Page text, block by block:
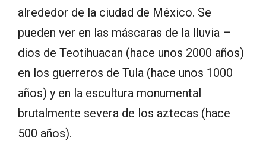
alrededor de la ciudad de México. Se
pueden ver en las máscaras de la lluvia –
dios de Teotihuacan (hace unos 2000 años)
en los guerreros de Tula (hace unos 1000
años) y en la escultura monumental
brutalmente severa de los aztecas (hace
500 años).